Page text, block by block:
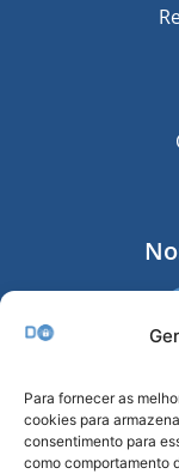
Para fornecer as
cookies para
consentimento para
como comportamento